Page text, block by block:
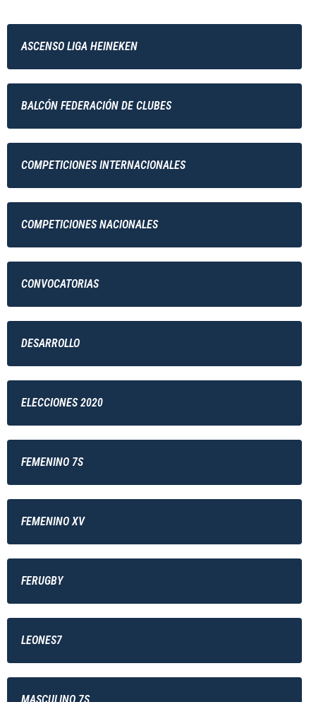
ASCENSO LIGA HEINEKEN
BALCÓN FEDERACIÓN DE CLUBES
COMPETICIONES INTERNACIONALES
COMPETICIONES NACIONALES
CONVOCATORIAS
DESARROLLO
ELECCIONES 2020
FEMENINO 7S
FEMENINO XV
FERUGBY
LEONES7